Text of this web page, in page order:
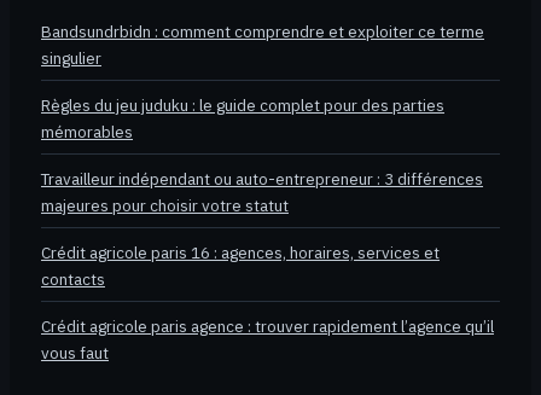
Bandsundrbidn : comment comprendre et exploiter ce terme
singulier
Règles du jeu juduku : le guide complet pour des parties
mémorables
Travailleur indépendant ou auto-entrepreneur : 3 différences
majeures pour choisir votre statut
Crédit agricole paris 16 : agences, horaires, services et
contacts
Crédit agricole paris agence : trouver rapidement l’agence qu’il
vous faut